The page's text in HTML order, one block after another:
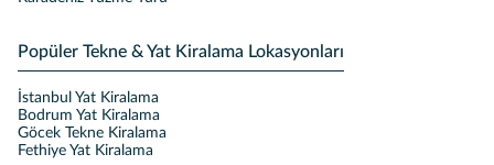
Popüler Tekne & Yat Kiralama Lokasyonları
İstanbul Yat Kiralama
Bodrum Yat Kiralama
Göcek Tekne Kiralama
Fethiye Yat Kiralama